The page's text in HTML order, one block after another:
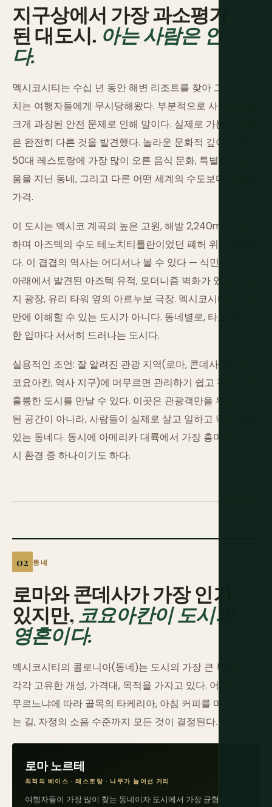
지구상에서 가장 과소평가
된 대도시. 아는 사람은 안
다.
멕시코시티는 수십 년 동안 해변 리조트를 찾아 그냥 지나
치는 여행자들에게 무시당해왔다. 부분적으로 사실이지만
크게 과장된 안전 문제로 인해 말이다. 실제로 가본 사람들
은 완전히 다른 것을 발견했다. 놀라운 문화적 깊이, 세계
50대 레스토랑에 가장 많이 오른 음식 문화, 특별한 아름다
움을 지닌 동네, 그리고 다른 어떤 세계의 수도보다 저렴한
가격.
이 도시는 멕시코 계곡의 높은 고원, 해발 2,240m에 위치
하며 아즈텍의 수도 테노치티틀란이었던 폐허 위에 세워졌
다. 이 겹겹의 역사는 어디서나 볼 수 있다 — 식민지 교회
아래에서 발견된 아즈텍 유적, 모더니즘 벽화가 있는 식민
지 광장, 유리 타워 옆의 아르누보 극장. 멕시코시티는 하루
만에 이해할 수 있는 도시가 아니다. 동네별로, 타코 한 입
한 입마다 서서히 드러나는 도시다.
실용적인 조언: 잘 알려진 관광 지역(로마, 콘데사, 폴랑코,
코요아칸, 역사 지구)에 머무르면 관리하기 쉽고 진정으로
훌륭한 도시를 만날 수 있다. 이곳은 관광객만을 위한 살균
된 공간이 아니라, 사람들이 실제로 살고 일하고 먹는 살아
있는 동네다. 동시에 아메리카 대륙에서 가장 흥미로운 도
시 환경 중 하나이기도 하다.
동네
로마와 콘데사가 가장 인기
있지만, 코요아칸이 도시의
영혼이다.
멕시코시티의 콜로니아(동네)는 도시의 가장 큰 특징이다.
각각 고유한 개성, 가격대, 목적을 가지고 있다. 어디에 머
무르느냐에 따라 골목의 타케리아, 아침 커피를 마시러 가
는 길, 자정의 소음 수준까지 모든 것이 결정된다.
로마 노르테
최적의 베이스 · 레스토랑 · 나무가 늘어선 거리
여행자들이 가장 많이 찾는 동네이자 도시에서 가장 균형 잡힌 베